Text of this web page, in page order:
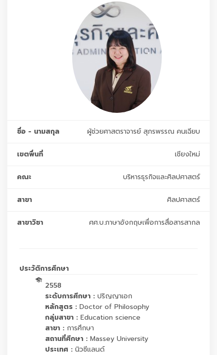
ชื่อ - นามสกุล ผู้ช่วยศาสตราจารย์ สุภรพรรณ คนเฉียบ
เขตพื่นที่ เชียงใหม่
คณะ บริหารธุรกิจและศิลปศาสตร์
สาขา ศิลปศาสตร์
สาขาวิชา ศศ.บ.ภาษาอังกฤษเพื่อการสื่อสารสากล
ประวัติการศึกษา
2558
ระดับการศึกษา : ปริญญาเอก
หลักสูตร : Doctor of Philosophy
กลุ่มสาขา : Education science
สาขา : การศึกษา
สถานที่ศึกษา : Massey University
ประเทศ : นิวซีแลนด์